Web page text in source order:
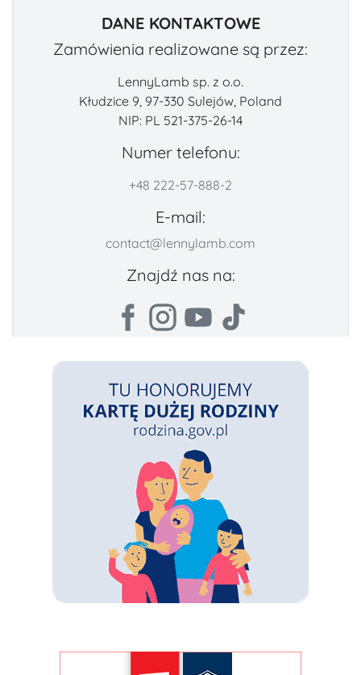
DANE KONTAKTOWE
Zamówienia realizowane są przez:
LennyLamb sp. z o.o.
Kłudzice 9, 97-330 Sulejów, Poland
NIP: PL 521-375-26-14
Numer telefonu:
+48 222-57-888-2
E-mail:
contact@lennylamb.com
Znajdź nas na: